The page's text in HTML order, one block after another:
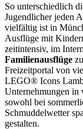
So unterschiedlich
Jugendlicher jeden
vielfältig ist in
Ausflüge mit
zeitintensiv, im
Familienausflüge
Freizeitportal von
LEGO® Icons
Unternehmungen in
sowohl bei
Schmuddelwetter
gestalten.